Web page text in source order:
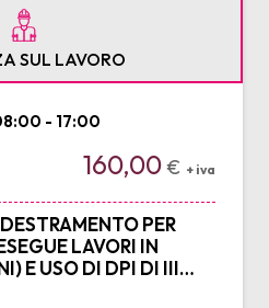
SUL LAVORO
- 17:00
160,00€ + iva
PER
LAVORI IN
E USO DI DPI DI III